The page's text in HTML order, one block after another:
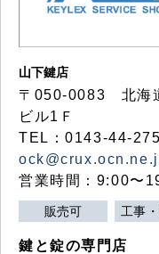
山下鍵店
〒050-0083 北海
ビル1Ｆ
TEL：0143-44-
営業時間：9:00〜
販売可 工事
鍵と錠の専門店